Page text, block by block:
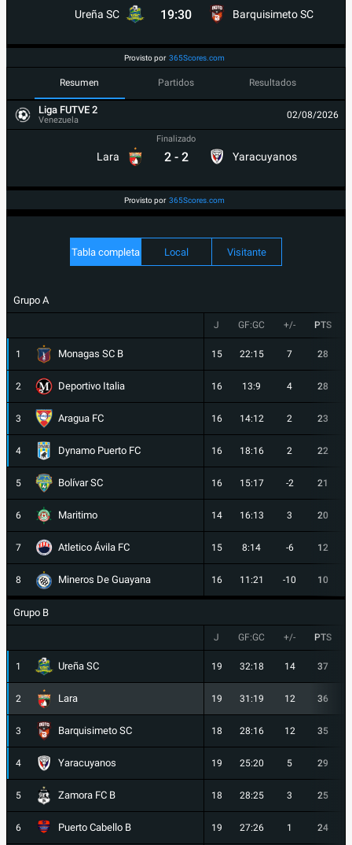
Ureña SC 19:30 Barquisimeto SC
Provisto por 365Scores.com
Resumen Partidos Resultados
Liga FUTVE 2
Venezuela 02/08/2026
Lara
Finalizado
2 - 2 Yaracuyanos
Provisto por 365Scores.com
Tabla completa Local Visitante
Grupo A
J GF:GC +/- PTS
1 Monagas SC B 15 22:15 7 28
2 Deportivo Italia 16 13:9 4 28
3 Aragua FC 16 14:12 2 23
4 Dynamo Puerto FC 16 18:16 2 22
5 Bolívar SC 16 15:17 -2 21
6 Maritimo 14 16:13 3 20
7 Atletico Ávila FC 15 8:14 -6 12
8 Mineros De Guayana 16 11:21 -10 10
Grupo B
J GF:GC +/- PTS
1 Ureña SC 19 32:18 14 37
2 Lara 19 31:19 12 36
3 Barquisimeto SC 18 28:16 12 35
4 Yaracuyanos 19 25:20 5 29
5 Zamora FC B 18 28:25 3 25
6 Puerto Cabello B 19 27:26 1 24